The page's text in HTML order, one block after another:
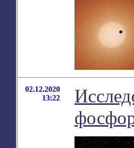
02.12.2020
13:22